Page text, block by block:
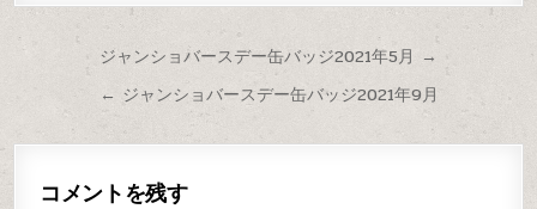
ジャンショバースデー缶バッジ2021年5月 →
← ジャンショバースデー缶バッジ2021年9月
コメントを残す